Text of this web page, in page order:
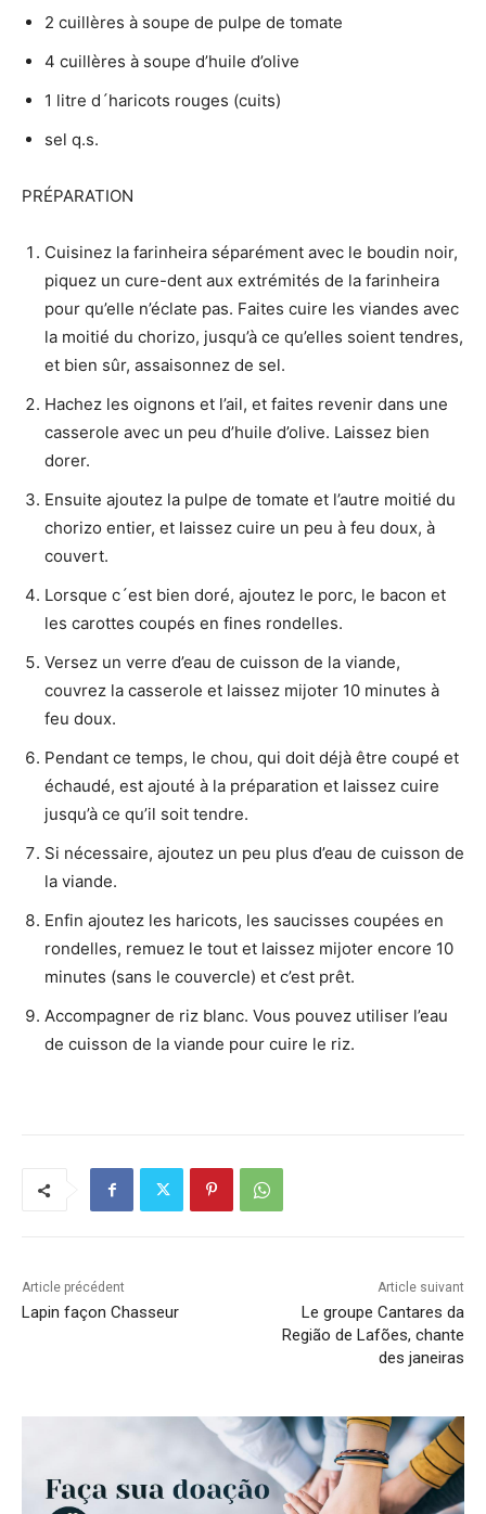
2 cuillères à soupe de pulpe de tomate
4 cuillères à soupe d’huile d’olive
1 litre d´haricots rouges (cuits)
sel q.s.
PRÉPARATION
Cuisinez la farinheira séparément avec le boudin noir,
piquez un cure-dent aux extrémités de la farinheira
pour qu’elle n’éclate pas. Faites cuire les viandes avec
la moitié du chorizo, jusqu’à ce qu’elles soient tendres,
et bien sûr, assaisonnez de sel.
Hachez les oignons et l’ail, et faites revenir dans une
casserole avec un peu d’huile d’olive. Laissez bien
dorer.
Ensuite ajoutez la pulpe de tomate et l’autre moitié du
chorizo entier, et laissez cuire un peu à feu doux, à
couvert.
Lorsque c´est bien doré, ajoutez le porc, le bacon et
les carottes coupés en fines rondelles.
Versez un verre d’eau de cuisson de la viande,
couvrez la casserole et laissez mijoter 10 minutes à
feu doux.
Pendant ce temps, le chou, qui doit déjà être coupé et
échaudé, est ajouté à la préparation et laissez cuire
jusqu’à ce qu’il soit tendre.
Si nécessaire, ajoutez un peu plus d’eau de cuisson de
la viande.
Enfin ajoutez les haricots, les saucisses coupées en
rondelles, remuez le tout et laissez mijoter encore 10
minutes (sans le couvercle) et c’est prêt.
Accompagner de riz blanc. Vous pouvez utiliser l’eau
de cuisson de la viande pour cuire le riz.
Article précédent
Lapin façon Chasseur
Article suivant
Le groupe Cantares da
Região de Lafões, chante
des janeiras